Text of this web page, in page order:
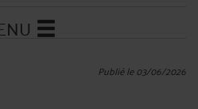
Publié le 03/06/2026